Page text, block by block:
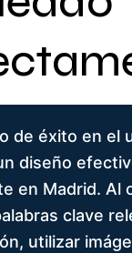
de éxito en el
diseño
en Madrid. Al
clave
utilizar